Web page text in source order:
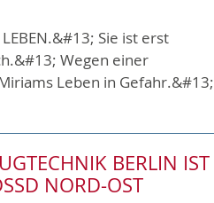
LEBEN.&#13; Sie ist erst
Wegen einer
Leben in Gefahr.&#13;
BERLIN IST
NORD-OST